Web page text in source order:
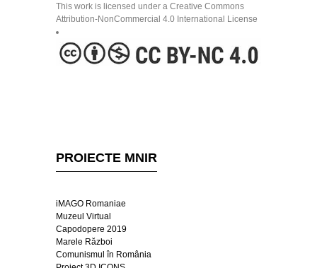
This work is licensed under a Creative Commons
Attribution-NonCommercial 4.0 International License
PROIECTE MNIR
iMAGO Romaniae
Muzeul Virtual
Capodopere 2019
Marele Război
Comunismul în România